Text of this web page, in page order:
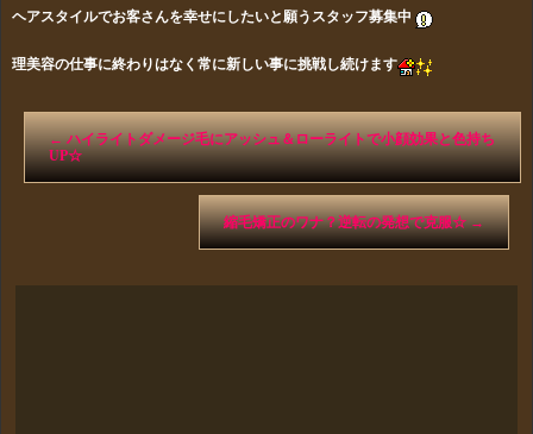
ヘアスタイルでお客さんを幸せにしたいと願うスタッフ募集中
理美容の仕事に終わりはなく常に新しい事に挑戦し続けます
←ハイライトダメージ毛にアッシュ＆ローライトで小顔効果と色持ち
UP☆
縮毛矯正のワナ？逆転の発想で克服☆→